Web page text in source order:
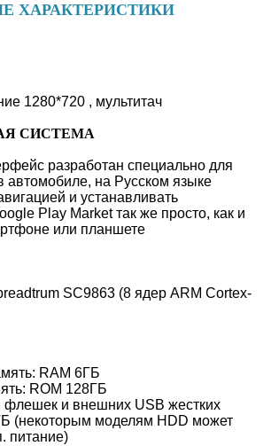
ХАРАКТЕРИСТИКИ
1280*720 , мультитач
СИСТЕМА
разработан специально для
автомобиле, на Русском языке
и устанавливать
Play Market так же просто, как и
или планшете
SC9863 (8 ядер ARM Cortex-
RAM 6ГБ
ROM 128ГБ
флешек и внешних USB жестких
(некоторым моделям HDD может
питание)